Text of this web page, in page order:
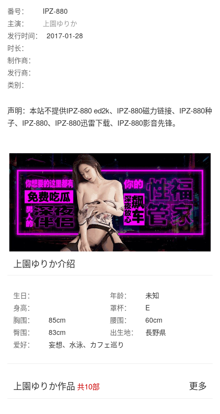
番号：
IPZ-880
主演：
上園ゆりか
发行时间：
2017-01-28
时长：
制作商：
发行商：
类别：
声明：本站不提供IPZ-880 ed2k、IPZ-880磁力链接、IPZ-880种
子、IPZ-880、IPZ-880迅雷下载、IPZ-880影音先锋。
上園ゆりか介绍
生日： 年龄：
未知
身高：
罩杯：
E
胸围：
85cm 腰围：
60cm
臀围：
83cm 出生地：
長野県
爱好：
妄想、水泳、カフェ巡り
更多
上園ゆりか作品 共10部